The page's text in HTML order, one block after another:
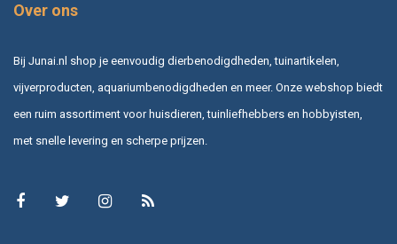
Over ons
Bij Junai.nl shop je eenvoudig dierbenodigdheden, tuinartikelen,
vijverproducten, aquariumbenodigdheden en meer. Onze webshop biedt
een ruim assortiment voor huisdieren, tuinliefhebbers en hobbyisten,
met snelle levering en scherpe prijzen.